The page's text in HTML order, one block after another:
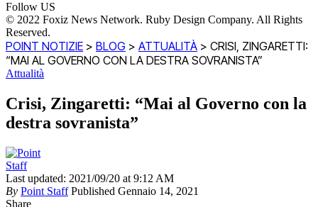
Follow US
© 2022 Foxiz News Network. Ruby Design Company. All Rights
Reserved.
POINT NOTIZIE > BLOG > ATTUALITÀ > CRISI, ZINGARETTI:
“MAI AL GOVERNO CON LA DESTRA SOVRANISTA”
Attualità
Crisi, Zingaretti: “Mai al Governo con la
destra sovranista”
Last updated: 2021/09/20 at 9:12 AM
By Point Staff Published Gennaio 14, 2021
Share